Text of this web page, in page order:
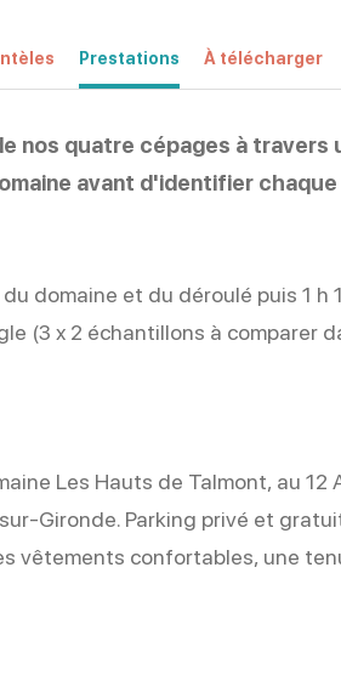
Prestations À télécharger
nos quatre cépages à travers
avant d'identifier
domaine et du déroulé puis 1 h
(3 x 2 échantillons à comparer
Les Hauts de Talmont, au 12
Gironde. Parking privé et
vêtements confortables, une